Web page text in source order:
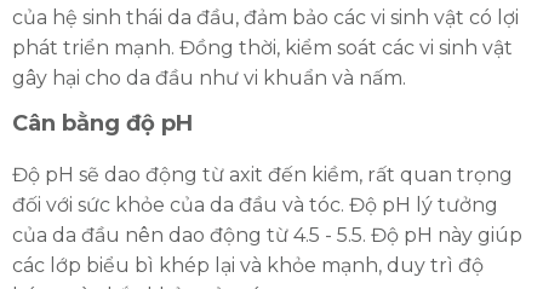
của hệ sinh thái da đầu, đảm bảo các vi sinh vật có lợi
phát triển mạnh. Đồng thời, kiểm soát các vi sinh vật
gây hại cho da đầu như vi khuẩn và nấm.
Cân bằng độ pH
Độ pH sẽ dao động từ axit đến kiềm, rất quan trọng
đối với sức khỏe của da đầu và tóc. Độ pH lý tưởng
của da đầu nên dao động từ 4.5 - 5.5. Độ pH này giúp
các lớp biểu bì khép lại và khỏe mạnh, duy trì độ